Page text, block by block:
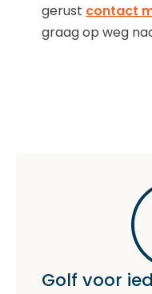
gerust contact
graag op weg
Golf voor